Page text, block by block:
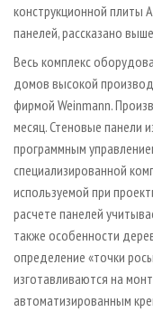
конструкционной плиты
панелей, рассказано
Весь комплекс
домов высокой
фирмой Weinmann.
месяц. Стеновые панели
программным
специализированной
используемой при
расчете панелей
также особенности
определение «точки
изготавливаются на
автоматизированным